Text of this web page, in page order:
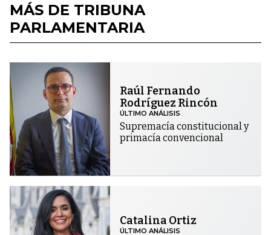
MÁS DE TRIBUNA
PARLAMENTARIA
Raúl Fernando
Rodríguez Rincón
ÚLTIMO ANÁLISIS
Supremacía constitucional y
primacía convencional
Catalina Ortiz
ÚLTIMO ANÁLISIS